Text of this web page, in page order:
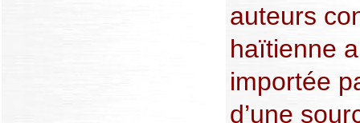
auteurs
haïtienne
importée
d’une